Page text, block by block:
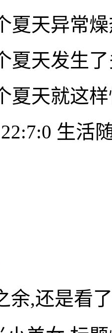
天异常燥
天发生了
天就这样
生活
余,还是看